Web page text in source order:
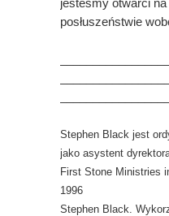
jesteśmy otwarci
posłuszeństwie
Stephen Black jest
jako asystent
First Stone Ministries
1996
Stephen Black.